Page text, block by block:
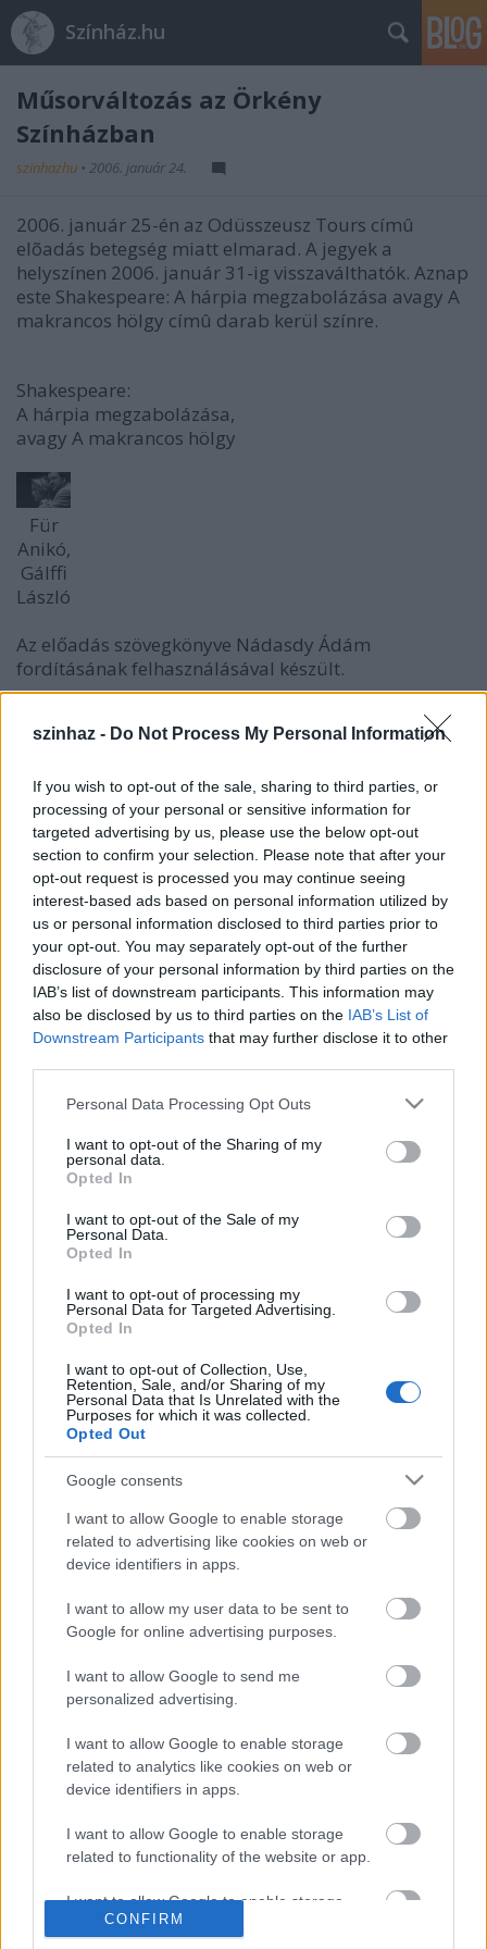
szinhaz - Do Not Process My Personal Information
If you wish to opt-out of the sale, sharing to third parties, or
processing of your personal or sensitive information for
targeted advertising by us, please use the below opt-out
section to confirm your selection. Please note that after your
opt-out request is processed you may continue seeing
interest-based ads based on personal information utilized by
us or personal information disclosed to third parties prior to
your opt-out. You may separately opt-out of the further
disclosure of your personal information by third parties on the
IAB’s list of downstream participants. This information may
also be disclosed by us to third parties on the IAB’s List of
Downstream Participants that may further disclose it to other
Please note that this website/app uses one or more Google
not limited to your visit or usage behaviour. You may click to
grant or deny consent to Google and its third-party tags to
use your data for below specified purposes in below Google
consent section.
Personal Data Processing Opt Outs
I want to opt-out of the Sharing of my
personal data.
Opted In
I want to opt-out of the Sale of my
Personal Data.
Opted In
I want to opt-out of processing my
Personal Data for Targeted Advertising.
Opted In
I want to opt-out of Collection, Use,
Retention, Sale, and/or Sharing of my
Personal Data that Is Unrelated with the
Purposes for which it was collected.
Opted Out
Google consents
I want to allow Google to enable storage
related to advertising like cookies on web or
device identifiers in apps.
I want to allow my user data to be sent to
Google for online advertising purposes.
I want to allow Google to send me
personalized advertising.
I want to allow Google to enable storage
related to analytics like cookies on web or
device identifiers in apps.
I want to allow Google to enable storage
related to functionality of the website or app.
I want to allow Google to enable storage
related to personalization.
CONFIRM
Színház.hu
Műsorváltozás az Örkény
Színházban
szinhazhu • 2006. január 24.
2006. január 25-én az Odüsszeusz Tours címû
elõadás betegség miatt elmarad. A jegyek a
helyszínen 2006. január 31-ig visszaválthatók. Aznap
este Shakespeare: A hárpia megzabolázása avagy A
makrancos hölgy címû darab kerül színre.
Shakespeare:
A hárpia megzabolázása,
avagy A makrancos hölgy
Für
Anikó,
Gálffi
László
Az előadás szövegkönyve Nádasdy Ádám
fordításának felhasználásával készült.
Petruchio, Ravasz Gálffi László
Baptista, Marika Végvári Tamás
Grumio, Lassú Máthé Zsolt
Bianca Járó Zsuzsa
Gremio, Szabó, Vincentio Dunai Tamás
Hortensio, Iskolamester Debreczeny Csaba
Özvegy, Walter Bíró Kriszta
Lucentio, Nudli Dömötör András
Tranio, Nátán Szűcs Gábor
Biondello, Miklós, Kalapos Pletl Zoltán
Márkos Albert
Zenész Kostyák Előd
Díszlettervező Valcz Gábor
Jelmeztervező Szűcs Edit
Dramaturg Guelmino Sándor
Zeneszerző Márkos Albert
Világítástervező Bányai Tamás
Rendező Keszég László
Nem csak azokat szeretnénk megszólítani, akik még
sosem látták A makrancos hölgyet. Nem is csak
azokat, akik látták már, szeretik és minden új verzió
érdekli őket. Most azokat is szeretnénk megnyerni,
akik úgy vélik, A makrancos hölgy legújabb
Bíró
Debreczeny
Csaba
A fotókat Gordon Eszter készítette.
Ajánlott bejegyzések: